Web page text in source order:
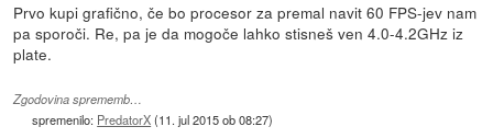
Prvo kupi grafično, če bo procesor za premal navit 60 FPS-jev nam
pa sporoči. Re, pa je da mogoče lahko stisneš ven 4.0-4.2GHz iz
plate.
Zgodovina sprememb…
spremenilo: PredatorX(11. jul 2015 ob 08:27)